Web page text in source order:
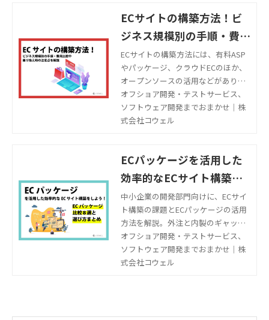
ECサイトの構築方法！ビ
ジネス規模別の手順・費用
比較や乗り換え時の注意点
を解説
ECサイトの構築方法には、有料ASP
やパッケージ、クラウドECのほか、
オープンソースの活用などがありま
す。この記事では、ビジネス規模別
のECサイトの構築方法や手順、費用
比較や乗り換え時の注意点を解説し
オフショア開発・テストサービス、
ソフトウェア開発までおまかせ｜株
式会社コウェル
ECパッケージを活用した
効率的なECサイト構築を
しよう！ECパッケージ比
較８選と選び方まとめ
中小企業の開発部門向けに、ECサイ
ト構築の課題とECパッケージの活用
方法を解説。外注と内製のギャッ
プ、リソース不足、コスト問題に対
する解決策を提供。
オフショア開発・テストサービス、
ソフトウェア開発までおまかせ｜株
式会社コウェル